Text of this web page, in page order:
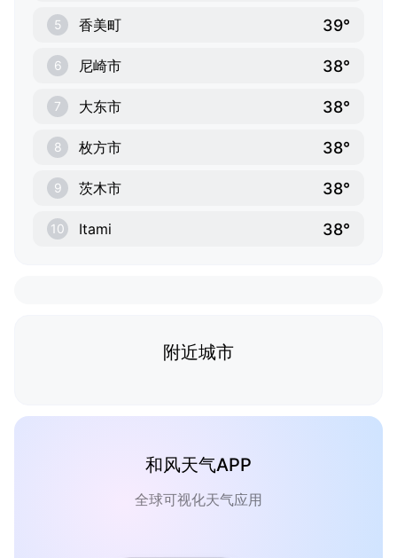
5 香美町 39°
6 尼崎市 38°
7 大东市 38°
8 枚方市 38°
9 茨木市 38°
10 Itami 38°
附近城市
和风天气APP
全球可视化天气应用